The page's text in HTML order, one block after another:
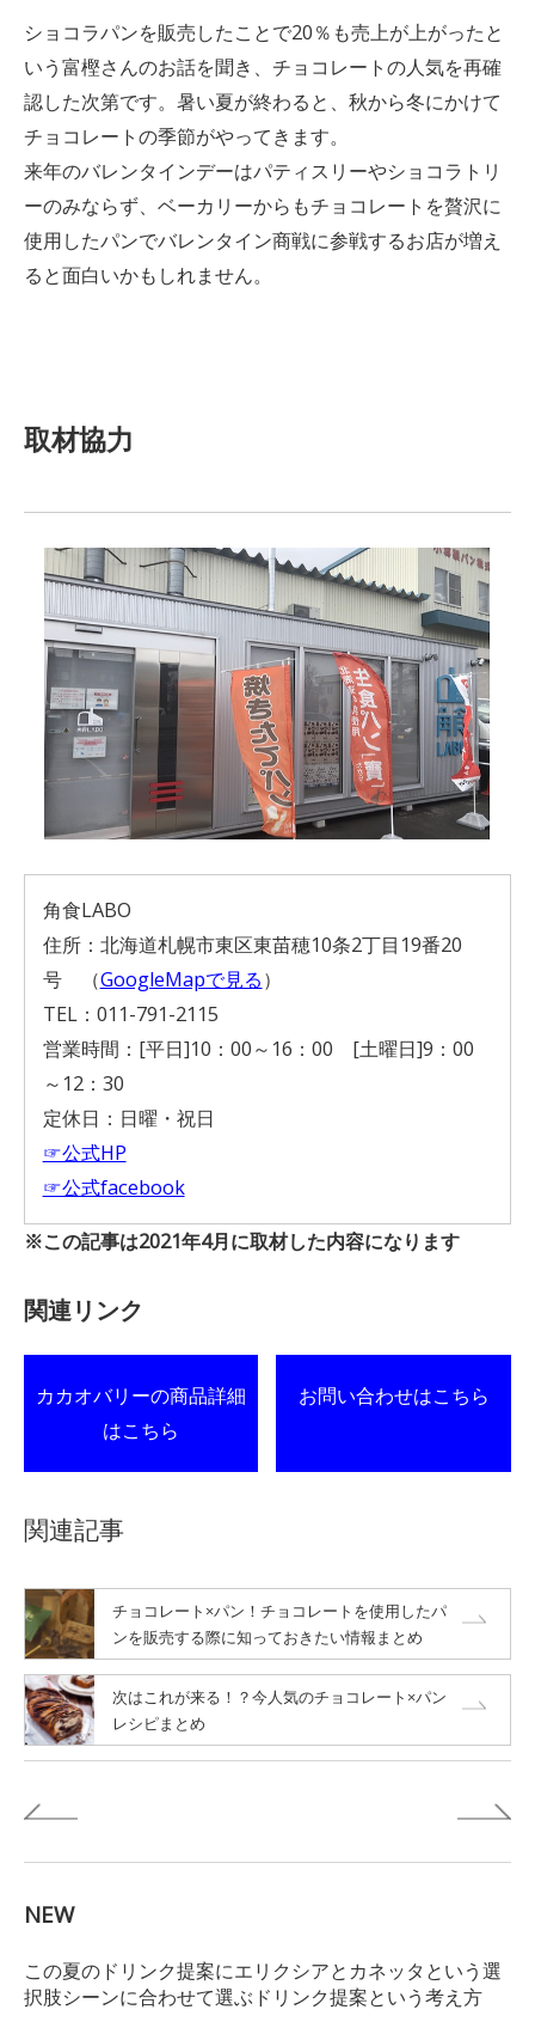
ショコラパンを販売したことで20％も売上が上がったと
いう富樫さんのお話を聞き、チョコレートの人気を再確
認した次第です。暑い夏が終わると、秋から冬にかけて
チョコレートの季節がやってきます。
来年のバレンタインデーはパティスリーやショコラトリ
ーのみならず、ベーカリーからもチョコレートを贅沢に
使用したパンでバレンタイン商戦に参戦するお店が増え
ると面白いかもしれません。
取材協力
角食LABO
住所：北海道札幌市東区東苗穂10条2丁目19番20
号 （GoogleMapで見る）
TEL：011-791-2115
営業時間：[平日]10：00～16：00 [土曜日]9：00
～12：30
定休日：日曜・祝日
☞公式HP
☞公式facebook
※この記事は2021年4月に取材した内容になります
関連リンク
カカオバリーの商品詳細
はこちら
お問い合わせはこちら
関連記事
チョコレート×パン！チョコレートを使用したパ
ンを販売する際に知っておきたい情報まとめ
次はこれが来る！？今人気のチョコレート×パン
レシピまとめ
NEW
この夏のドリンク提案にエリクシアとカネッタという選
択肢シーンに合わせて選ぶドリンク提案という考え方